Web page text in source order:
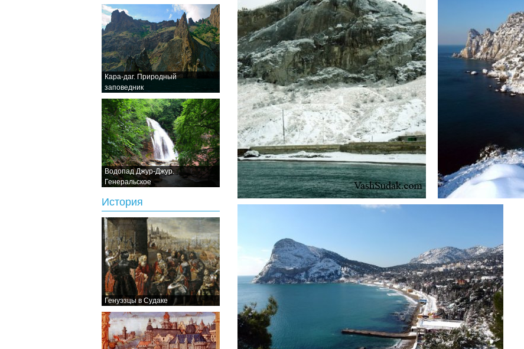
Кара-даг. Природный
заповедник
Водопад Джур-Джур.
Генеральское
История
Генуэзцы в Судаке